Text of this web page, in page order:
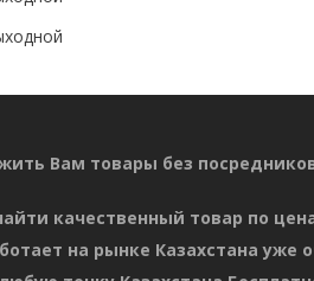
Вам товары без
качественный товар по
на рынке Казахстана уже